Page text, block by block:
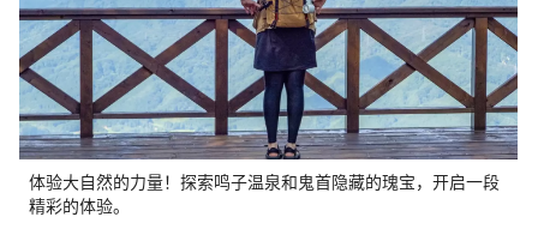
体验大自然的力量！探索鸣子温泉和鬼首隐藏的瑰宝，开启一段
精彩的体验。